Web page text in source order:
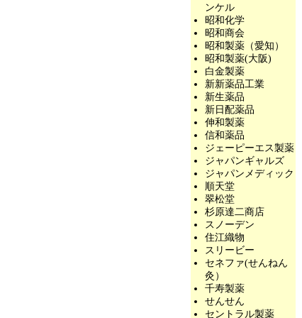
ンケル
昭和化学
昭和商会
昭和製薬（愛知）
昭和製薬(大阪)
白金製薬
新新薬品工業
新生薬品
新日配薬品
伸和製薬
信和薬品
ジェーピーエス製薬
ジャパンギャルズ
ジャパンメディック
順天堂
翠松堂
杉原達二商店
スノーデン
住江織物
スリービー
セネファ(せんねん
灸）
千寿製薬
せんせん
セントラル製薬